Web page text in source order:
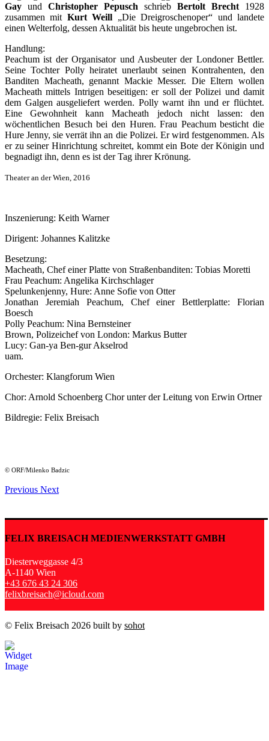
Gay und Christopher Pepusch schrieb Bertolt Brecht1928
zusammen mit Kurt Weill „Die Dreigroschenoper“ und landete
einen Welterfolg, dessen Aktualität bis heute ungebrochen ist.
Handlung:
Peachum ist der Organisator und Ausbeuter der Londoner Bettler.
Seine Tochter Polly heiratet unerlaubt seinen Kontrahenten, den
Banditen Macheath, genannt Mackie Messer. Die Eltern wollen
Macheath mittels Intrigen beseitigen: er soll der Polizei und damit
dem Galgen ausgeliefert werden. Polly warnt ihn und er flüchtet.
Eine Gewohnheit kann Macheath jedoch nicht lassen: den
wöchentlichen Besuch bei den Huren. Frau Peachum besticht die
Hure Jenny, sie verrät ihn an die Polizei. Er wird festgenommen. Als
er zu seiner Hinrichtung schreitet, kommt ein Bote der Königin und
begnadigt ihn, denn es ist der Tag ihrer Krönung.
Theater an der Wien, 2016
Inszenierung: Keith Warner
Dirigent: Johannes Kalitzke
Besetzung:
Macheath, Chef einer Platte von Straßenbanditen: Tobias Moretti
Frau Peachum: Angelika Kirchschlager
Spelunkenjenny, Hure: Anne Sofie von Otter
Jonathan Jeremiah Peachum, Chef einer Bettlerplatte: Florian
Boesch
Polly Peachum: Nina Bernsteiner
Brown, Polizeichef von London: Markus Butter
Lucy: Gan-ya Ben-gur Akselrod
uam.
Orchester: Klangforum Wien
Chor: Arnold Schoenberg Chor unter der Leitung von Erwin Ortner
Bildregie: Felix Breisach
© ORF/Milenko Badzic
Previous Next
FELIX BREISACH MEDIENWERKSTATT GMBH
Diesterweggasse 4/3
A-1140 Wien
+43 676 43 24 306
felixbreisach@icloud.com
© Felix Breisach 2026 built by sohot